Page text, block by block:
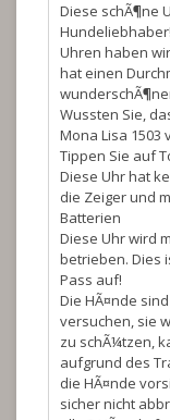
Diese schÃ¶ne
Uhren haben
hat einen
Wussten Sie,
Mona Lisa 1503
Tippen Sie auf
Diese Uhr hat
die Zeiger und
Batterien
Diese Uhr wird
betrieben. Dies
Pass auf!
Die HÃ¤nde
versuchen, sie
zu schÃ¼tzen,
aufgrund des
die HÃ¤nde
sicher nicht